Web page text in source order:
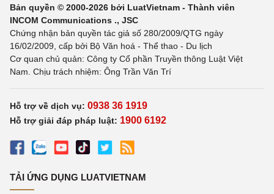
Bản quyền © 2000-2026 bởi LuatVietnam - Thành viên
INCOM Communications ., JSC
Chứng nhận bản quyền tác giả số 280/2009/QTG ngày
16/02/2009, cấp bởi Bộ Văn hoá - Thể thao - Du lịch
Cơ quan chủ quản: Công ty Cổ phần Truyền thông Luật Việt
Nam. Chịu trách nhiệm: Ông Trần Văn Trí
Hỗ trợ về dịch vụ: 0938 36 1919
Hỗ trợ giải đáp pháp luật: 1900 6192
TẢI ỨNG DỤNG LUATVIETNAM